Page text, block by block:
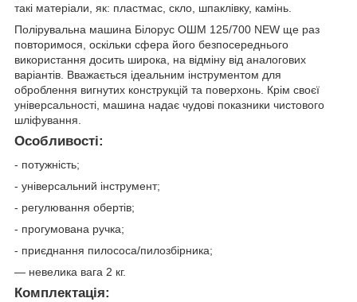
такі матеріали, як: пластмас, скло, шпаклівку, камінь.
Полірувальна машина Білорус ОШМ 125/700 NEW ще раз
повторимося, оскільки сфера його безпосереднього
використання досить широка, на відміну від аналогових
варіантів. Вважається ідеальним інструментом для
оброблення вигнутих конструкцій та поверхонь. Крім своєї
універсальності, машина надає чудові показники чистового
шліфування.
Особливості:
- потужність;
- універсальний інструмент;
- регулювання обертів;
- прогумована ручка;
- приєднання пилососа/пилозбірника;
— невелика вага 2 кг.
Комплектація: